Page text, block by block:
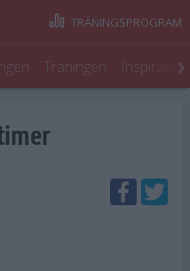
Träningen
TRÄNINGSPROGRAM